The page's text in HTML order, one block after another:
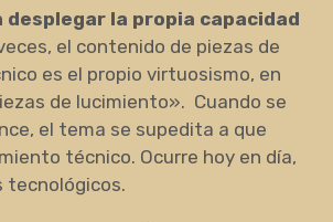
desplegar la propia capacidad
el contenido de piezas de
es el propio virtuosismo, en
de lucimiento». Cuando se
el tema se supedita a que
técnico. Ocurre hoy en día,
tecnológicos.